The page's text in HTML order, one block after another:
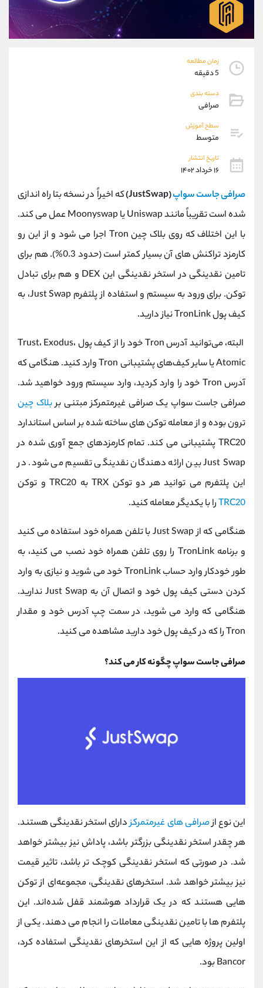
زمان مطالعه
5 دقیقه
دسته بندی
صرافی
سطح آموزش
متوسط
تاریخ انتشار
۱۶ خرداد ۱۴۰۲
صرافی جاست سواپ(JustSwap)
که اخیراً در نسخه بتا راه اندازی
شده است تقریباً مانند Uniswap یا Moonyswap عمل می کند.
با این اختلاف که روی بلاک چین Tron اجرا می شود و از این رو
کارمزد تراکنش های آن بسیار کمتر است (حدود 0.3%). هم برای
تامین نقدینگی در استخر نقدینگی این DEX و هم برای تبادل
توکن. برای ورود به سیستم و استفاده از پلتفرم Just Swap، به
کیف پول TronLink نیاز دارید.
البته، می‌توانید آدرس Tron خود را از کیف پول Trust، Exodus،
Atomic یا سایر کیف‌های پشتیبانی Tron وارد کنید. هنگامی که
آدرس Tron خود را وارد کردید، وارد سیستم ورود خواهید شد.
صرافی جاست سواپ یک صرافی غیرمتمرکز مبتنی بربلاک چین
ترون بوده و از معامله توکن های ساخته شده بر اساس استاندارد
TRC20 پشتیبانی می کند. تمام کارمزدهای جمع آوری شده در
Just Swap بین ارائه دهندگان نقدینگی تقسیم می شود. در
این پلتفرم می توانید هر دو توکن TRX به TRC20 و توکن
TRC20را با یکدیگر معامله کنید.
هنگامی که از Just Swap با تلفن همراه خود استفاده می کنید
و برنامه TronLink را روی تلفن همراه خود نصب می کنید، به
طور خودکار وارد حساب TronLink خود می شوید و نیازی به وارد
کردن دستی کیف پول خود و اتصال آن به Just Swap ندارید.
هنگامی که وارد می شوید، در سمت چپ آدرس خود و مقدار
Tron را که در کیف پول خود دارید مشاهده می کنید.
صرافی جاست سواپ چگونه کار می کند؟
این نوع ازصرافی های غیرمتمرکزدارای استخر نقدینگی هستند.
هر چقدر استخر نقدینگی بزرگتر باشد، پاداش نیز بیشتر خواهد
شد. در صورتی که استخر نقدینگی کوچک تر باشد، تاثیر قیمت
نیز بیشتر خواهد شد. استخرهای نقدینگی، مجموعه‌ای از توکن‌
هایی هستند که در یک قرارداد هوشمند قفل شده‌اند. این
پلتفرم ها با تامین نقدینگی معاملات را انجام می دهند. یکی از
اولین پروژه هایی که از این استخرهای نقدینگی استفاده کرد،
Bancor بود.
09304891085
واتساپ شروع گفتگو
تلگرام @Armteam_admin_103
پشتیبان فروش
موبایل
اطلاعات تماس
تلفن 021-22021030
021-22021040
اینستاگرام @alireza.mehrabii
کانال تلگرام @alirezamehrabi_com
@alirezamehrabi_official